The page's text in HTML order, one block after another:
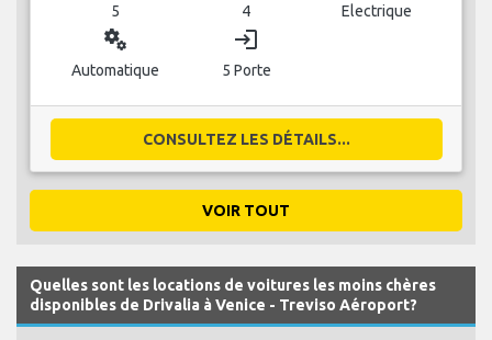
5 4 Electrique
miscellaneous_services
Automatique
login
5 Porte
CONSULTEZ LES DÉTAILS...
VOIR TOUT
Quelles sont les locations de voitures les moins chères
disponibles de Drivalia à Venice - Treviso Aéroport?